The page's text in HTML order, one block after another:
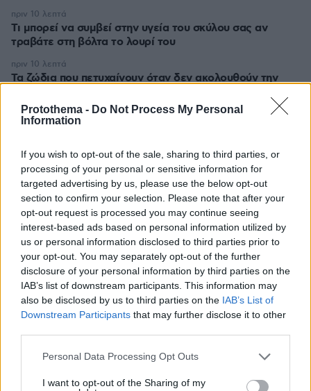
Protothema - Do Not Process My Personal
Information
If you wish to opt-out of the sale, sharing to third parties, or
processing of your personal or sensitive information for
targeted advertising by us, please use the below opt-out
section to confirm your selection. Please note that after your
opt-out request is processed you may continue seeing
interest-based ads based on personal information utilized by
us or personal information disclosed to third parties prior to
your opt-out. You may separately opt-out of the further
disclosure of your personal information by third parties on the
IAB’s list of downstream participants. This information may
also be disclosed by us to third parties on the IAB’s List of
Downstream Participants that may further disclose it to other
Please note that this website/app uses one or more Google
not limited to your visit or usage behaviour. You may click to
Personal Data Processing Opt Outs
I want to opt-out of the Sharing of my
Τι μπορεί να συμβεί στην υγεία του σκύλου σας αν
τραβάτε στη βόλτα το λουρί του
πριν 10 λεπτά
Τα ζώδια που πετυχαίνουν όταν δεν ακολουθούν την
πριν 10 λεπτά
Αυτό είναι το επάγγελμα που είναι μάλλον δύσκολο να
πριν 19 λεπτά
Σοκαριστικές απειλές για Μέσι και Ρονάλντο – Το
σκοτεινό… παρασκήνιο του Μουντιάλ
πριν 23 λεπτά
Οι ωραιότερες παραλίες της Σαμοθράκης -Οι
αμμώδεις, οι απομονωμένες, οι άγριες και βραχώδεις
πριν 25 λεπτά
Πώς ξυπνούσαν οι άνθρωποι πριν τα smartphones: Από
τους κόκορες στους επαγγελματίες με σφυρίχτρες και
μπιζέλια της βιομηχανικής επανάστασης
πριν 27 λεπτά
εγκατάσταση της Aramco, το Ιράν βάζει πιο σκληρούς